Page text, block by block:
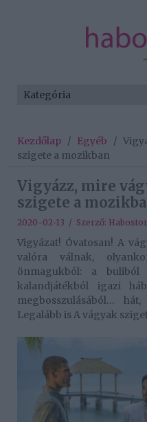
Kezdőlap / Egyéb /
szigete a mozikban
Vigyázz, mire
szigete a
2020-02-13 / Szerző:
Vigyázat! Óvatosan! A
valóra válnak,
önmagukból: a buliból
kalandjátékból igazi
megbosszulásából…
Legalább is A vágyak